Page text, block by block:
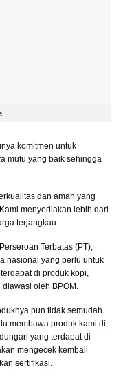
komitmen untuk
mutu yang baik sehingga
dan aman yang
menyediakan lebih dari
terjangkau.
Terbatas (PT),
nasional yang perlu untuk
di produk kopi,
oleh BPOM.
pun tidak semudah
membawa produk kami di
yang terdapat di
mengecek kembali
sertifikasi.